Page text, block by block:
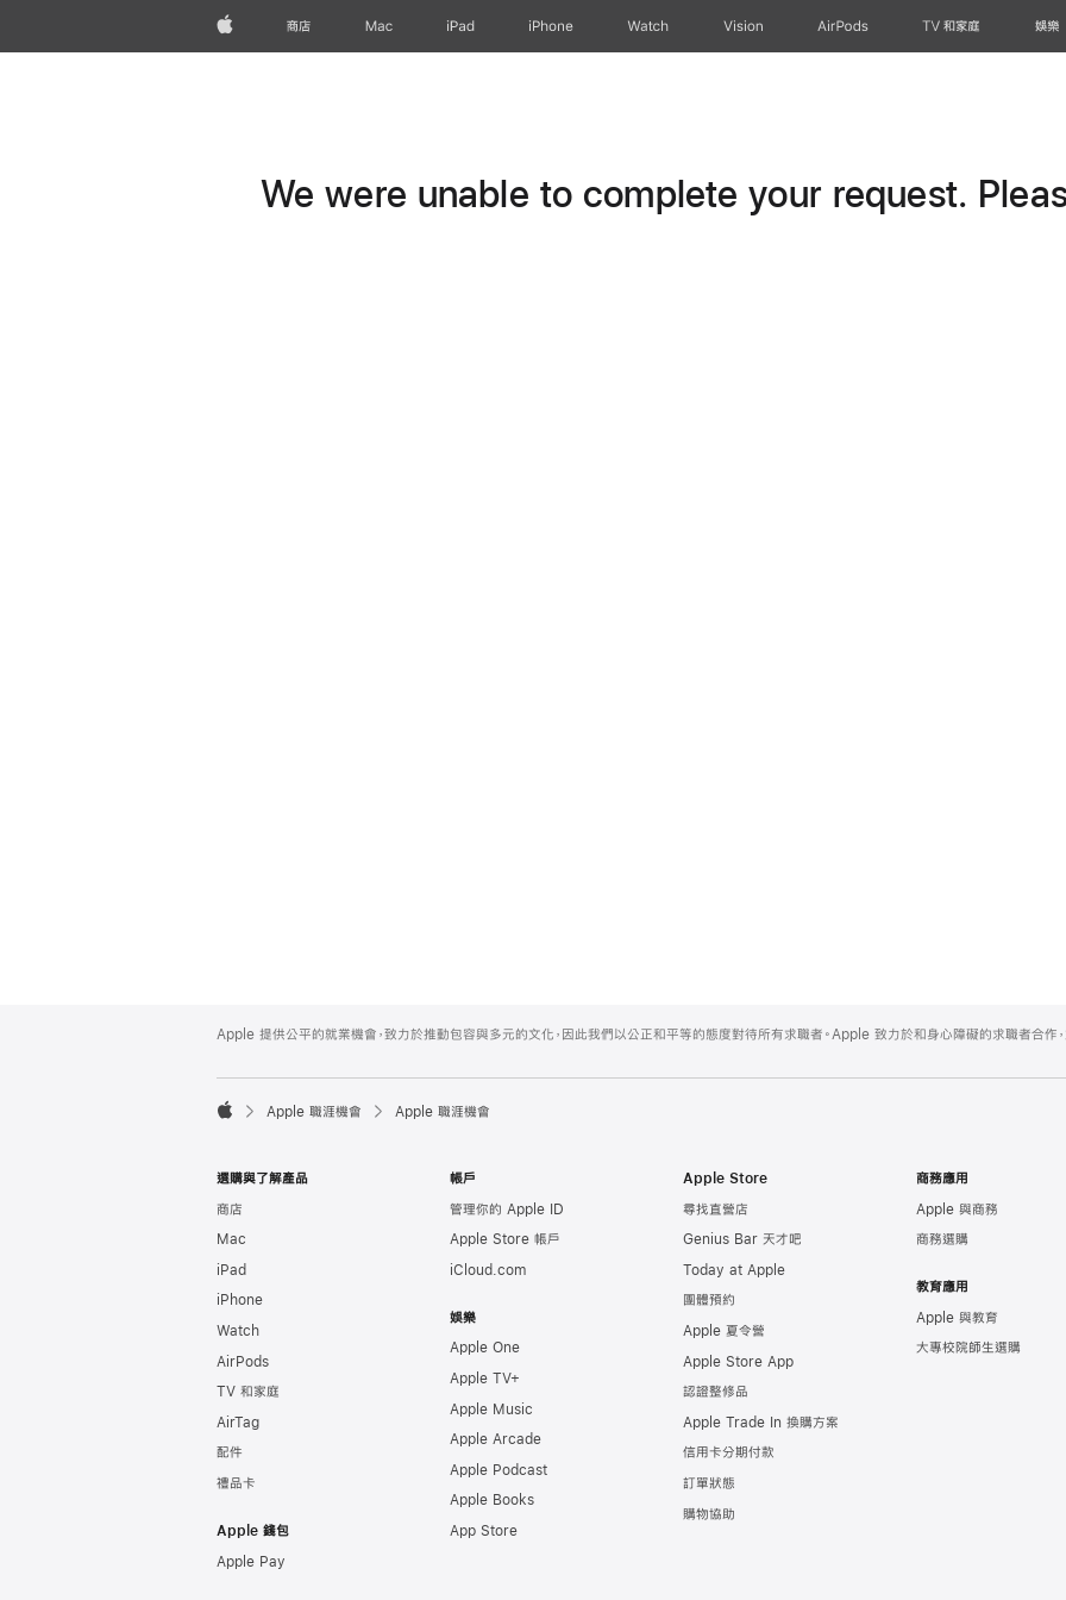
Apple商店 Mac iPad iPhone Watch Vision AirPods TV 和家庭 娛樂
We were unable to complete your request.
Footer
Apple 提供公平的就業機會，致力於推動包容與多元的文化，因此我們以公正和平等的態度對待所有求職者。Apple 致力於和身心障礙的求職者合作，

Apple 職涯機會 Apple 職涯機會
選購與了解產品
商店
Mac
iPad
iPhone
Watch
AirPods
TV 和家庭
AirTag
配件
禮品卡
Apple 錢包
Apple Pay
帳戶
管理你的 Apple ID
Apple Store 帳戶
iCloud.com
娛樂
Apple One
Apple TV+
Apple Music
Apple Arcade
Apple Podcast
Apple Books
App Store
Apple Store
尋找直營店
Genius Bar 天才吧
Today at Apple
團體預約
Apple 夏令營
Apple Store App
認證整修品
Apple Trade In 換購方案
信用卡分期付款
訂單狀態
購物協助
商務應用
Apple 與商務
商務選購
教育應用
Apple 與教育
大專校院師生選購